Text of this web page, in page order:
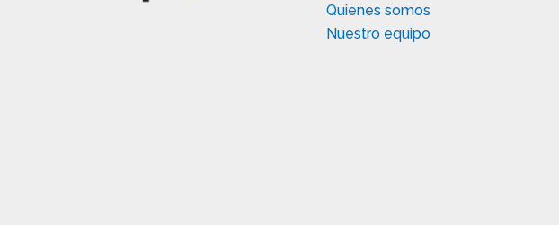
Quienes somos
Nuestro equipo